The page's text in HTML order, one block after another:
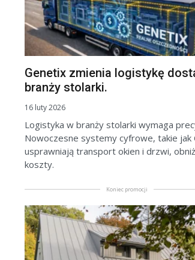
Genetix zmienia logistykę
branży stolarki.
16 luty 2026
Logistyka w branży stolarki wymaga
Nowoczesne systemy cyfrowe, takie jak
usprawniają transport okien i drzwi,
koszty.
Koniec promocji